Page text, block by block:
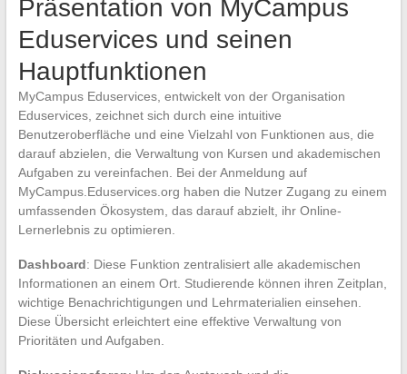
Präsentation von MyCampus
Eduservices und seinen
Hauptfunktionen
MyCampus Eduservices, entwickelt von der Organisation
Eduservices, zeichnet sich durch eine intuitive
Benutzeroberfläche und eine Vielzahl von Funktionen aus, die
darauf abzielen, die Verwaltung von Kursen und akademischen
Aufgaben zu vereinfachen. Bei der Anmeldung auf
MyCampus.Eduservices.org haben die Nutzer Zugang zu einem
umfassenden Ökosystem, das darauf abzielt, ihr Online-
Lernerlebnis zu optimieren.
Dashboard: Diese Funktion zentralisiert alle akademischen
Informationen an einem Ort. Studierende können ihren Zeitplan,
wichtige Benachrichtigungen und Lehrmaterialien einsehen.
Diese Übersicht erleichtert eine effektive Verwaltung von
Prioritäten und Aufgaben.